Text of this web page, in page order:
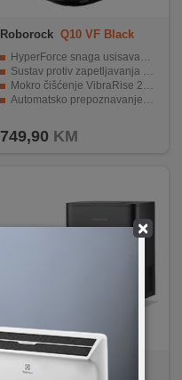
×
Roborock Q10 VF Black
HyperForce snaga usisavanja: 10.000 Pa
Sustav protiv zapetljavanja dlaka: na bočnoj i glavnoj četki
Mokro čišćenje VibraRise 2.0: do 3000 vibracija/min
Automatsko prepoznavanje tepiha
749,90 KM
Roborock Q7BF+ Black